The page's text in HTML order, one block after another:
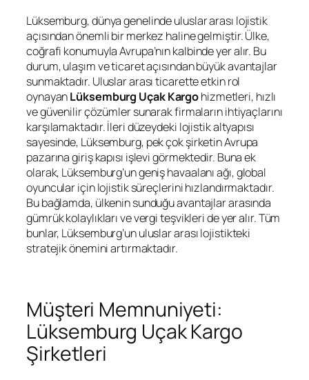
Lüksemburg, dünya genelinde uluslar arası lojistik
açısından önemli bir merkez haline gelmiştir. Ülke,
coğrafi konumuyla Avrupa’nın kalbinde yer alır. Bu
durum, ulaşım ve ticaret açısından büyük avantajlar
sunmaktadır. Uluslar arası ticarette etkin rol
oynayanLüksemburg Uçak Kargohizmetleri, hızlı
ve güvenilir çözümler sunarak firmaların ihtiyaçlarını
karşılamaktadır. İleri düzeydeki lojistik altyapısı
sayesinde, Lüksemburg, pek çok şirketin Avrupa
pazarına giriş kapısı işlevi görmektedir. Buna ek
olarak, Lüksemburg’un geniş havaalanı ağı, global
oyuncular için lojistik süreçlerini hızlandırmaktadır.
Bu bağlamda, ülkenin sunduğu avantajlar arasında
gümrük kolaylıkları ve vergi teşvikleri de yer alır. Tüm
bunlar, Lüksemburg’un uluslar arası lojistikteki
stratejik önemini artırmaktadır.
Müşteri Memnuniyeti:
Lüksemburg Uçak Kargo
Şirketleri